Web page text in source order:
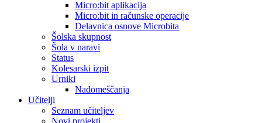
Micro:bit aplikacija
Micro:bit in računske operacije
Delavnica osnove Microbita
Šolska skupnost
Šola v naravi
Status
Kolesarski izpit
Urniki
Nadomeščanja
Učitelji
Seznam učiteljev
Novi projekti